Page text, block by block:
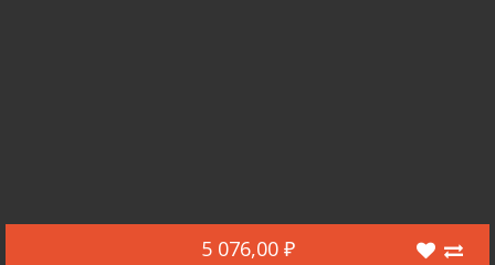
5 076,00 ₽